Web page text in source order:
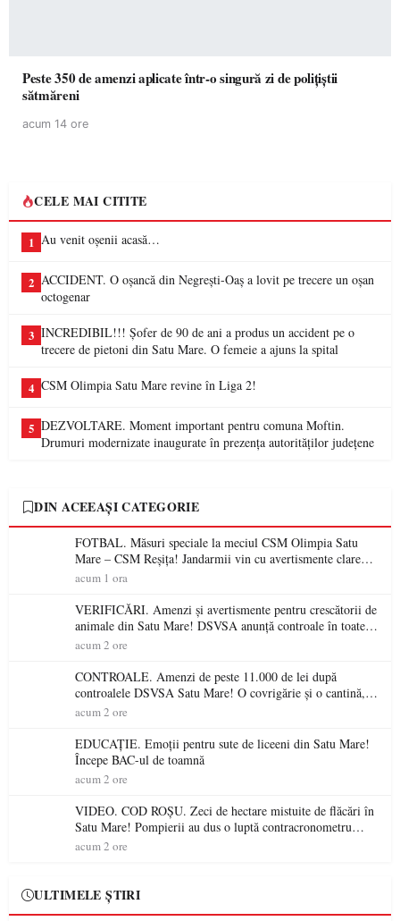
Peste 350 de amenzi aplicate într-o singură zi de polițiștii
sătmăreni
acum 14 ore
CELE MAI CITITE
1 Au venit oșenii acasă…
2 ACCIDENT. O oșancă din Negrești-Oaș a lovit pe trecere un oșan
octogenar
3 INCREDIBIL!!! Șofer de 90 de ani a produs un accident pe o
trecere de pietoni din Satu Mare. O femeie a ajuns la spital
4 CSM Olimpia Satu Mare revine în Liga 2!
5 DEZVOLTARE. Moment important pentru comuna Moftin.
Drumuri modernizate inaugurate în prezența autorităților județene
DIN ACEEAȘI CATEGORIE
FOTBAL. Măsuri speciale la meciul CSM Olimpia Satu
Mare – CSM Reșița! Jandarmii vin cu avertismente clare
pentru suporteri
acum 1 ora
VERIFICĂRI. Amenzi și avertismente pentru crescătorii de
animale din Satu Mare! DSVSA anunță controale în toate
gospodăriile și face apel la respectarea legii
acum 2 ore
CONTROALE. Amenzi de peste 11.000 de lei după
controalele DSVSA Satu Mare! O covrigărie și o cantină,
sancționate pentru nereguli
acum 2 ore
EDUCAȚIE. Emoții pentru sute de liceeni din Satu Mare!
Începe BAC-ul de toamnă
acum 2 ore
VIDEO. COD ROȘU. Zeci de hectare mistuite de flăcări în
Satu Mare! Pompierii au dus o luptă contracronometru
pentru a salva o pădure de la dezastru
acum 2 ore
ULTIMELE ȘTIRI